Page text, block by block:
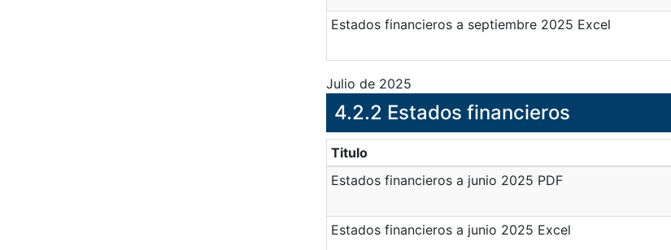
Estados financieros a septiembre 2025 Excel
Julio de 2025
4.2.2 Estados financieros
Titulo
Estados financieros a junio 2025 PDF
Estados financieros a junio 2025 Excel